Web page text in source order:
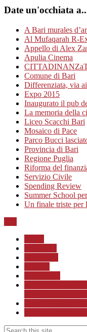
Date un'occhiata
A Bari murales
Al Mufaqarah R-
Appello di Alex
Apulia Cinema
Comune di Bari
Differenziata, via
Expo 2015
Inaugurato il pub
La memoria della
Liceo Scacchi Bari
Mosaico di Pace
Parco Bucci
Provincia di Bari
Regione Puglia
Riforma del
Servizio Civile
Spending Review
Summer School
Un finale triste per